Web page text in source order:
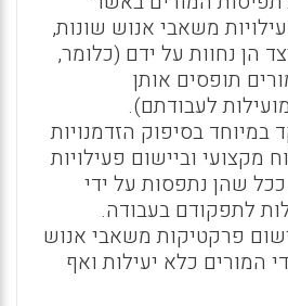
משאבי אנוש שונות,
הן נחוות על ידם (כלומר,
תופסים אותן
לעבודתם).
בסיפוק הזדמנויות
מקצועי וביישום פעילויות
שהן נתפסות על ידי
לתפקודם בעבודה.
פרקטיקות משאבי אנוש
המורים כלא יעילות ואף